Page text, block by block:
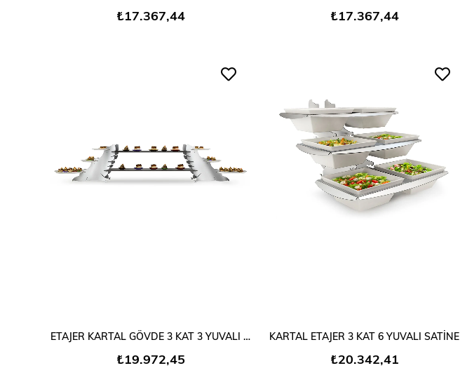
₺17.367,44 ₺17.367,44
SEPETE EKLE
ETAJER KARTAL GÖVDE 3 KAT 3 YUVALI SATİNE
₺19.972,45
SEPETE EKLE
KARTAL ETAJER 3 KAT 6 YUVALI SATİNE
₺20.342,41